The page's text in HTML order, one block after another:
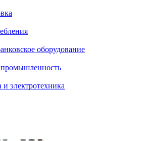
оборудование
электротехника